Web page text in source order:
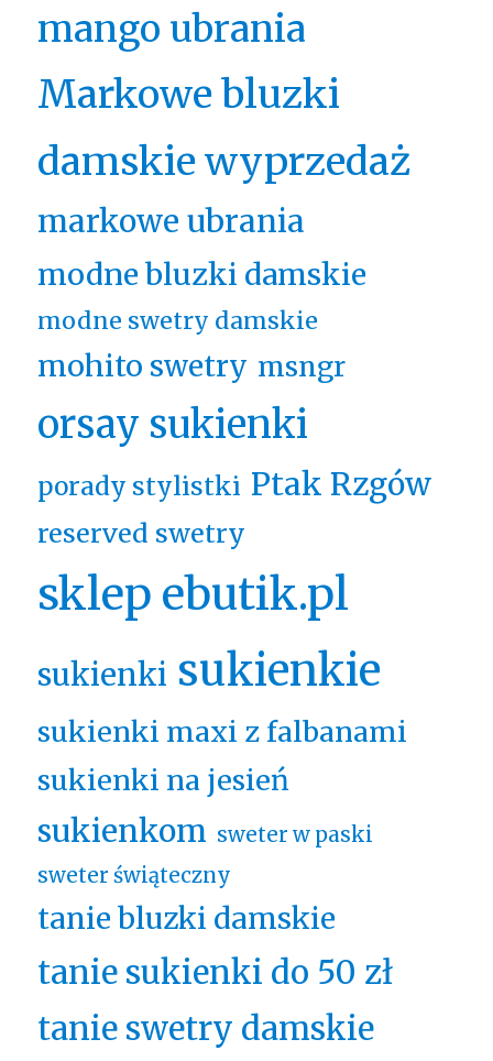
mango ubrania
Markowe bluzki
damskie wyprzedaż
markowe ubrania
modne bluzki damskie
modne swetry damskie
mohito swetry msngr
orsay sukienki
porady stylistki Ptak Rzgów
reserved swetry
sklep ebutik.pl
sukienki sukienkie
sukienki maxi z falbanami
sukienki na jesień
sukienkom sweter w paski
sweter świąteczny
tanie bluzki damskie
tanie sukienki do 50 zł
tanie swetry damskie